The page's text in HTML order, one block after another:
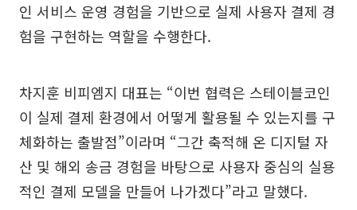
인 서비스 운영 경험을 기반으로 실제 사용자 결제 경
험을 구현하는 역할을 수행한다.
차지훈 비피엠지 대표는 “이번 협력은 스테이블코인
이 실제 결제 환경에서 어떻게 활용될 수 있는지를 구
체화하는 출발점”이라며 “그간 축적해 온 디지털 자
산 및 해외 송금 경험을 바탕으로 사용자 중심의 실용
적인 결제 모델을 만들어 나가겠다”라고 말했다.